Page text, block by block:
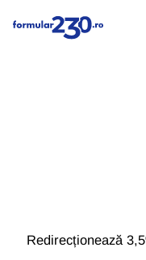
Redirecționează